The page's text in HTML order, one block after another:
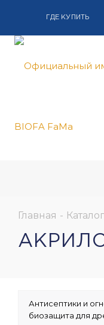
ГДЕ КУПИТЬ
Главная - Каталог
Антисептики и
биозащита для